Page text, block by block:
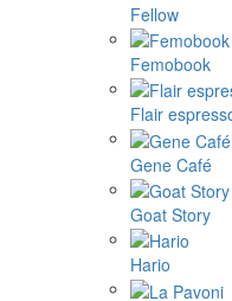
Fellow
Femobook
Flair
Gene Café
Goat Story
Hario